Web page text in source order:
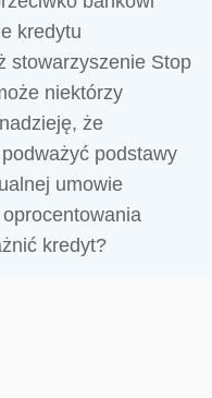
kredytu
stowarzyszenie Stop
niektórzy
że
podstawy
umowie
kredyt?